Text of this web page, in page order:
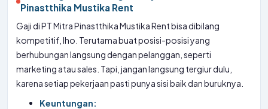
Pinastthika Mustika Rent
Gaji di PT Mitra Pinastthika Mustika Rent bisa dibilang
kompetitif, lho. Terutama buat posisi-posisi yang
berhubungan langsung dengan pelanggan, seperti
marketing atau sales. Tapi, jangan langsung tergiur dulu,
karena setiap pekerjaan pasti punya sisi baik dan buruknya.
Keuntungan: